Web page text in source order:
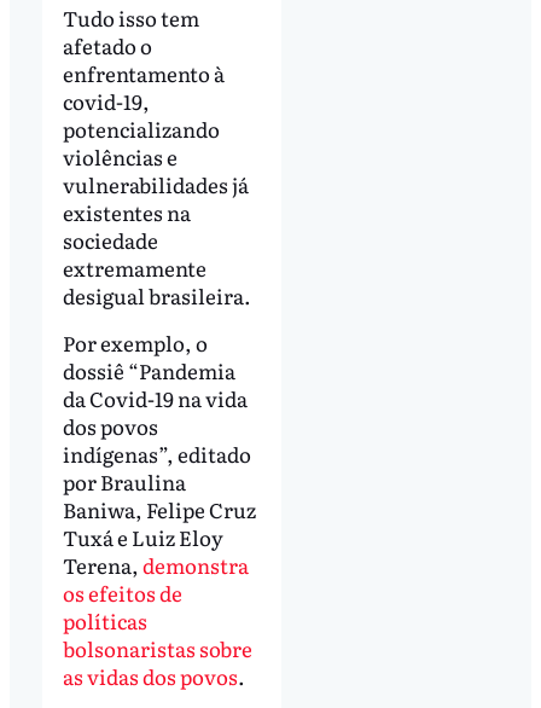
Tudo isso tem
afetado o
enfrentamento à
covid-19,
potencializando
violências e
vulnerabilidades já
existentes na
sociedade
extremamente
desigual brasileira.
Por exemplo, o
dossiê “Pandemia
da Covid-19 na vida
dos povos
indígenas”, editado
por Braulina
Baniwa, Felipe Cruz
Tuxá e Luiz Eloy
Terena, demonstra
os efeitos de
políticas
bolsonaristas sobre
as vidas dos povos.